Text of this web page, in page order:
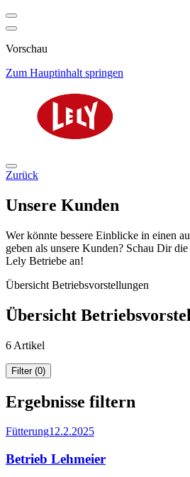
Vorschau
Zum Hauptinhalt springen
Zurück
Unsere Kunden
Wer könnte bessere Einblicke in einen
geben als unsere Kunden? Schau Dir
Lely Betriebe an!
Übersicht Betriebsvorstellungen
Übersicht
6 Artikel
Filter (0)
Ergebnisse filtern
Fütterung12.2.2025
Betrieb Lehmeier